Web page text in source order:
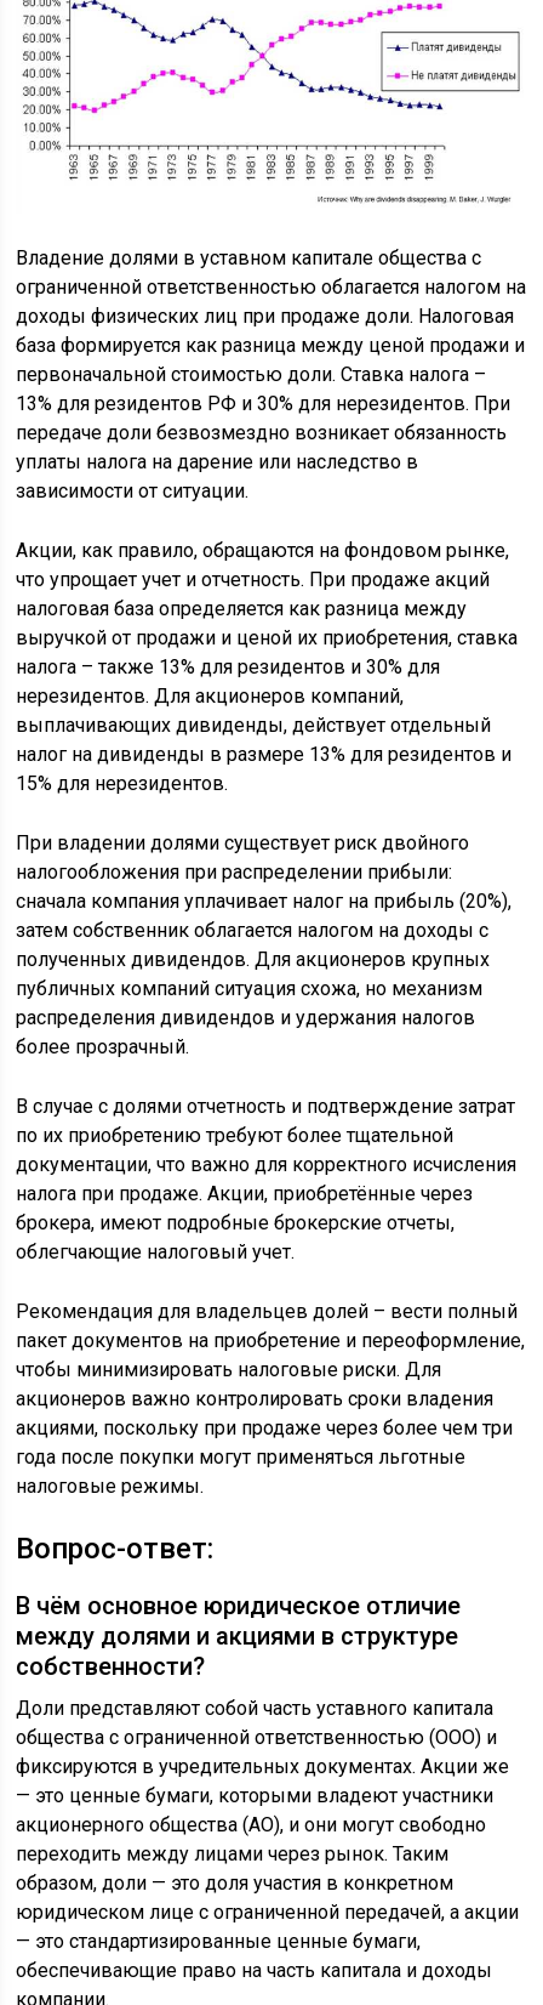
Владение долями в уставном капитале общества с
ограниченной ответственностью облагается налогом на
доходы физических лиц при продаже доли. Налоговая
база формируется как разница между ценой продажи и
первоначальной стоимостью доли. Ставка налога –
13% для резидентов РФ и 30% для нерезидентов. При
передаче доли безвозмездно возникает обязанность
уплаты налога на дарение или наследство в
зависимости от ситуации.
Акции, как правило, обращаются на фондовом рынке,
что упрощает учет и отчетность. При продаже акций
налоговая база определяется как разница между
выручкой от продажи и ценой их приобретения, ставка
налога – также 13% для резидентов и 30% для
нерезидентов. Для акционеров компаний,
выплачивающих дивиденды, действует отдельный
налог на дивиденды в размере 13% для резидентов и
15% для нерезидентов.
При владении долями существует риск двойного
налогообложения при распределении прибыли:
сначала компания уплачивает налог на прибыль (20%),
затем собственник облагается налогом на доходы с
полученных дивидендов. Для акционеров крупных
публичных компаний ситуация схожа, но механизм
распределения дивидендов и удержания налогов
более прозрачный.
В случае с долями отчетность и подтверждение затрат
по их приобретению требуют более тщательной
документации, что важно для корректного исчисления
налога при продаже. Акции, приобретённые через
брокера, имеют подробные брокерские отчеты,
облегчающие налоговый учет.
Рекомендация для владельцев долей – вести полный
пакет документов на приобретение и переоформление,
чтобы минимизировать налоговые риски. Для
акционеров важно контролировать сроки владения
акциями, поскольку при продаже через более чем три
года после покупки могут применяться льготные
налоговые режимы.
Вопрос-ответ:
В чём основное юридическое отличие
между долями и акциями в структуре
собственности?
Доли представляют собой часть уставного капитала
общества с ограниченной ответственностью (ООО) и
фиксируются в учредительных документах. Акции же
— это ценные бумаги, которыми владеют участники
акционерного общества (АО), и они могут свободно
переходить между лицами через рынок. Таким
образом, доли — это доля участия в конкретном
юридическом лице с ограниченной передачей, а акции
— это стандартизированные ценные бумаги,
обеспечивающие право на часть капитала и доходы
компании.